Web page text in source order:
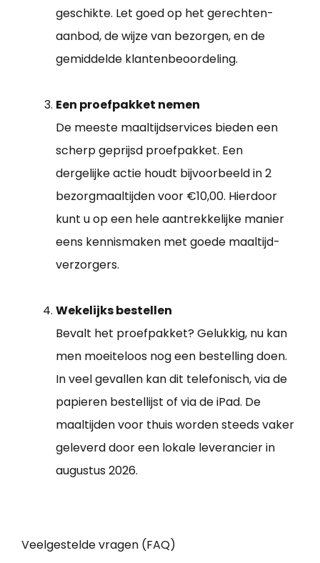
geschikte. Let goed op het gerechten-
aanbod, de wijze van bezorgen, en de
gemiddelde klantenbeoordeling.
Een proefpakket nemen
De meeste maaltijdservices bieden een
scherp geprijsd proefpakket. Een
dergelijke actie houdt bijvoorbeeld in 2
bezorgmaaltijden voor €10,00. Hierdoor
kunt u op een hele aantrekkelijke manier
eens kennismaken met goede maaltijd-
verzorgers.
Wekelijks bestellen
Bevalt het proefpakket? Gelukkig, nu kan
men moeiteloos nog een bestelling doen.
In veel gevallen kan dit telefonisch, via de
papieren bestellijst of via de iPad. De
maaltijden voor thuis worden steeds vaker
geleverd door een lokale leverancier in
augustus 2026.
Veelgestelde vragen (FAQ)